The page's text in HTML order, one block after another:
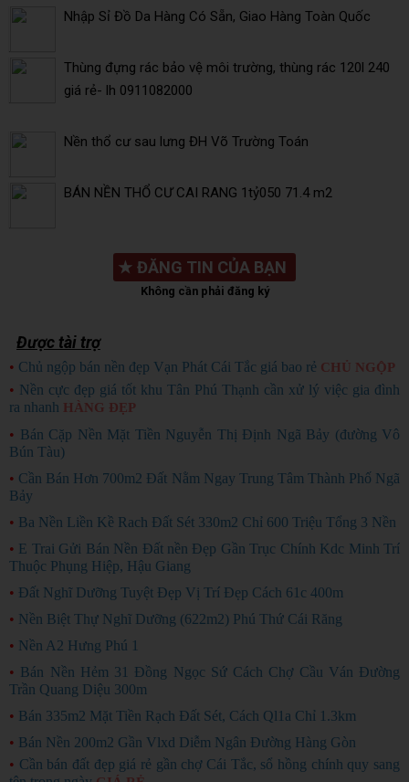
Nhập Sỉ Đồ Da Hàng Có Sẵn, Giao Hàng Toàn Quốc
Thùng đựng rác bảo vệ môi trường, thùng rác 120l 240
giá rẻ- lh 0911082000
Nền thổ cư sau lưng ĐH Võ Trường Toán
BÁN NỀN THỔ CƯ CAI RANG 1tỷ050 71.4 m2
★ ĐĂNG TIN CỦA BẠN
Không cần phải đăng ký
Được tài trợ
• Chủ ngộp bán nền đẹp Vạn Phát Cái Tắc giá bao rẻ CHỦ NGỘP
• Nền cực đẹp giá tốt khu Tân Phú Thạnh cần xử lý việc gia đình
ra nhanh HÀNG ĐẸP
• Bán Cặp Nền Mặt Tiền Nguyễn Thị Định Ngã Bảy (đường Vô
Bún Tàu)
• Cần Bán Hơn 700m2 Đất Nằm Ngay Trung Tâm Thành Phố Ngã
Bảy
• Ba Nền Liền Kề Rach Đất Sét 330m2 Chỉ 600 Triệu Tổng 3 Nền
• E Trai Gửi Bán Nền Đất nền Đẹp Gần Trục Chính Kdc Minh Trí
Thuộc Phụng Hiệp, Hậu Giang
• Đất Nghĩ Dưỡng Tuyệt Đẹp Vị Trí Đẹp Cách 61c 400m
• Nền Biệt Thự Nghĩ Dưỡng (622m2) Phú Thứ Cái Răng
• Nền A2 Hưng Phú 1
• Bán Nền Hẻm 31 Đồng Ngọc Sứ Cách Chợ Cầu Ván Đường
Trần Quang Diệu 300m
• Bán 335m2 Mặt Tiền Rạch Đất Sét, Cách Ql1a Chỉ 1.3km
• Bán Nền 200m2 Gần Vlxd Diễm Ngân Đường Hàng Gòn
• Cần bán đất đẹp giá rẻ gần chợ Cái Tắc, sổ hồng chính quy sang